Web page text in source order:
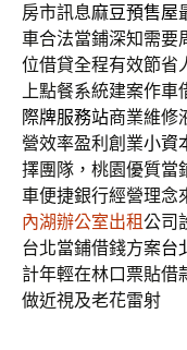
房市訊息麻豆預售屋
車合法當鋪深知需要
位借貸全程有效節省
上點餐系統建案作車
際牌服務站商業維修
營效率盈利創業小資
擇團隊，桃園優質當
車便捷銀行經營理念
內湖辦公室出租公司
台北當鋪借錢方案台
計年輕在林口票貼借
做近視及老花雷射